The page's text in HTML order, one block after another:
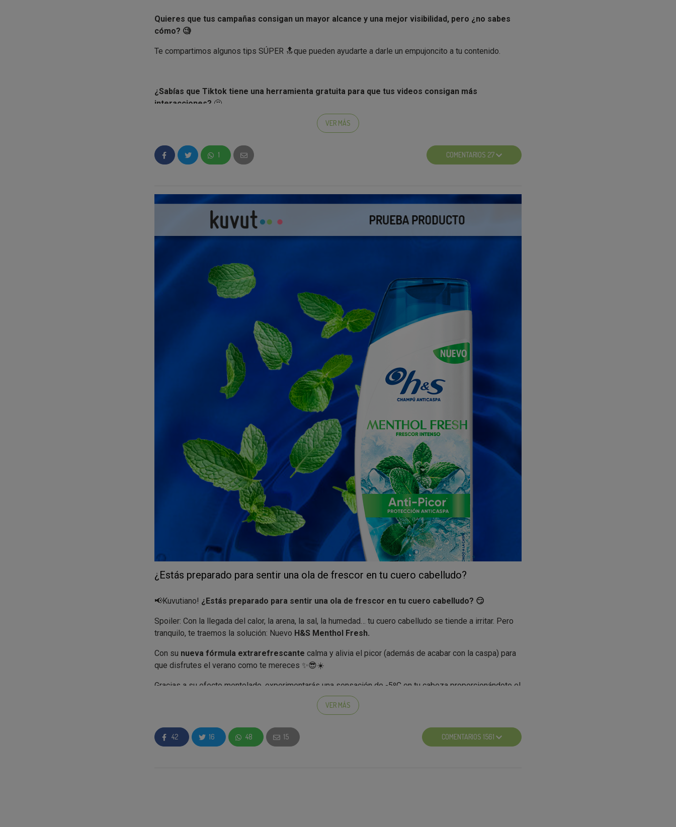
Quieres que tus campañas consigan un mayor alcance y una mejor visibilidad, pero ¿no sabes
cómo? 🧐
Te compartimos algunos tips SÚPER 🔝que pueden ayudarte a darle un empujoncito a tu contenido.
¿Sabías que Tiktok tiene una herramienta gratuita para que tus videos consigan más
interacciones? 🤔
Creators Search Insight , y es una plataforma que te ayuda a ver qué
tendencias pueden encajar con tus videos para que la plataforma los visibilice más.
Si no tenías ni idea de que se trata… No te preocupes aquí te dejamos unos videos que te lo explican y
unos ejemplos para que puedas hacerlo con esta campaña. 😉
👉🏼Aprende en sólo un minuto qué es Creator Search Insight y cómo usarlo:
👉🏼¡Otros Tips que pueden servirte para hacer que tu contenido sea lo más!: 4 Tips para ser viral
Estas son algunas palabras y ejemplos que podrían servirte para usar el Creator Search
Insight en esta campaña:
Como habrás visto, se necesitan algunas palabras clave para poder acceder desde la 🔍a las tendencias
que más se adaptan a nuestra campaña. Aquí te compartimos algunas palabras clave y sus resultados
para que puedan servirte de inspiración.
que dentro de cada tendencia, te recomiendan
que puedes utilizar aparte de los
necesarios en este campaña ¡¡Para darle ese empujón que quieres a tus videos!!🔥
También te recomendamos que
si vas a subir el video a varias plataformas lo hagas primero
desde Tiktokpara que este no piense que es un video reutilizado y le dé más visibilidad.
VER MÁS
1 COMENTARIOS 27
¿Estás preparado para sentir una ola de frescor en tu cuero cabelludo?
📢Kuvutiano! ¿Estás preparado para sentir una ola de frescor en tu cuero cabelludo? 😏
Spoiler: Con la llegada del calor, la arena, la sal, la humedad… tu cuero cabelludo se tiende a irritar. Pero
tranquilo, te traemos la solución: Nuevo H&S Menthol Fresh.
Con su nueva fórmula extrarefrescante calma y alivia el picor (además de acabar con la caspa) para
que disfrutes el verano como te mereces ✨😎☀️
Gracias a su efecto mentolado, experimentarás una sensación de -5ºC en tu cabeza proporcionándote el
efecto calmante inmediato que tu cuero cabelludo pide a gritos cuando el calor aprieta.
Si eres elegido como embajador, recibirás:
VER MÁS
42 16 48 15 COMENTARIOS 1561